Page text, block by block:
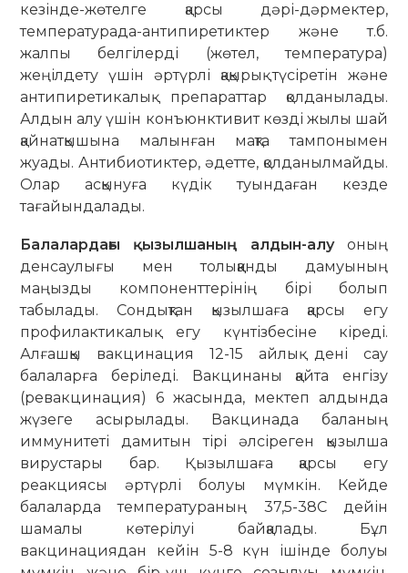
кезінде-жөтелге қарсы дәрі-дәрмектер,
температурада-антипиретиктер және т.б.
жалпы белгілерді (жөтел, температура)
жеңілдету үшін әртүрлі қақырық түсіретін және
антипиретикалық препараттар қолданылады.
Алдын алу үшін конъюнктивит көзді жылы шай
қайнатқышына малынған мақта тампонымен
жуады. Антибиотиктер, әдетте, қолданылмайды.
Олар асқынуға күдік туындаған кезде
тағайындалады.
Балалардағы қызылшаның алдын-алуоның
денсаулығы мен толыққанды дамуының
маңызды компоненттерінің бірі болып
табылады. Сондықтан қызылшаға қарсы егу
профилактикалық егу күнтізбесіне кіреді.
Алғашқы вакцинация 12-15 айлық дені сау
балаларға беріледі. Вакцинаны қайта енгізу
(ревакцинация) 6 жасында, мектеп алдында
жүзеге асырылады. Вакцинада баланың
иммунитеті дамитын тірі әлсіреген қызылша
вирустары бар. Қызылшаға қарсы егу
реакциясы әртүрлі болуы мүмкін. Кейде
балаларда температураның 37,5-38С дейін
шамалы көтерілуі байқалады. Бұл
вакцинациядан кейін 5-8 күн ішінде болуы